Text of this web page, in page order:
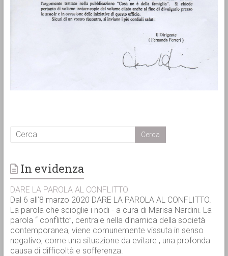
In evidenza
DARE LA PAROLA AL CONFLITTO
Dal 6 all’8 marzo 2020 DARE LA PAROLA AL CONFLITTO.
La parola che scioglie i nodi - a cura di Marisa Nardini. La
parola “ conflitto”, centrale nella dinamica della società
contemporanea, viene comunemente vissuta in senso
negativo, come una situazione da evitare , una profonda
causa di difficoltà e sofferenza.